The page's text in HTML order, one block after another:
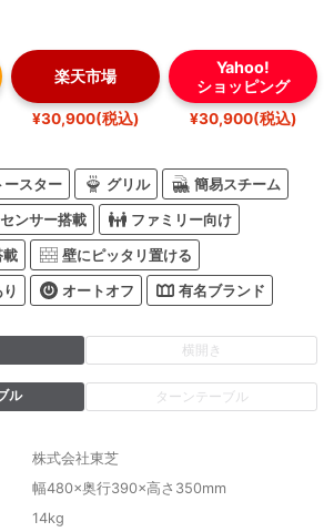
楽天市場
¥30,900(税込)
Yahoo!
ショッピング
¥30,900(税込)
ースター グリル 簡易スチーム
ンサー搭載 ファミリー向け
載 壁にピッタリ置ける
オートオフ 有名ブランド
横開き
ル ターンテーブル
株式会社東芝
幅480×奥行390×高さ350mm
14kg